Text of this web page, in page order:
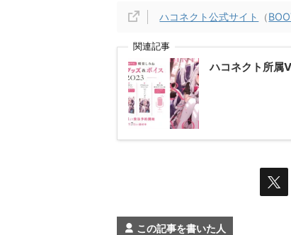
ハコネクト公式サイト （
関連記事
ハコネクト所属
この記事を書いた人